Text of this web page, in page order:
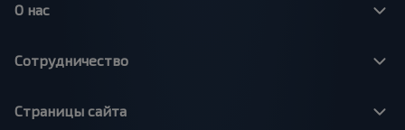
О нас
Сотрудничество
Страницы сайта